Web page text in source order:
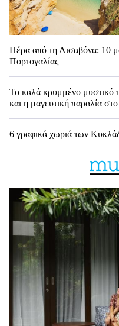
Πέρα από τη Λισαβόνα: 10
Πορτογαλίας
Το καλά κρυμμένο μυστικό
και η μαγευτική παραλία
6 γραφικά χωριά των